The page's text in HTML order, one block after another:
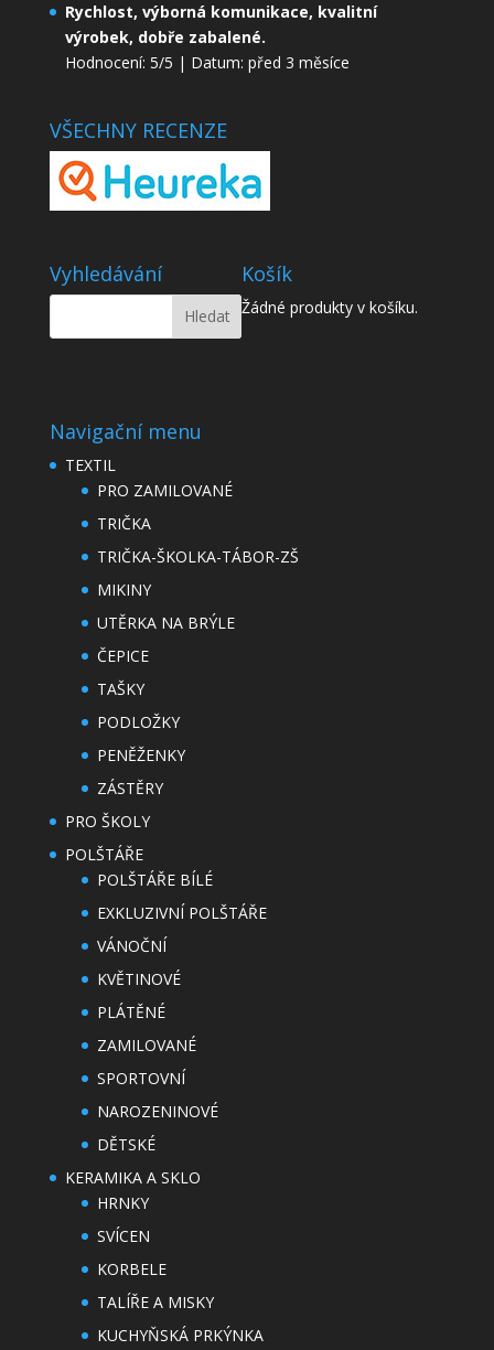
Rychlost, výborná komunikace, kvalitní
výrobek, dobře zabalené.
Hodnocení: 5/5 | Datum: před 3 měsíce
VŠECHNY RECENZE
Vyhledávání Košík
Žádné produkty v košíku.
Navigační menu
TEXTIL
PRO ZAMILOVANÉ
TRIČKA
TRIČKA-ŠKOLKA-TÁBOR-ZŠ
MIKINY
UTĚRKA NA BRÝLE
ČEPICE
TAŠKY
PODLOŽKY
PENĚŽENKY
ZÁSTĚRY
PRO ŠKOLY
POLŠTÁŘE
POLŠTÁŘE BÍLÉ
EXKLUZIVNÍ POLŠTÁŘE
VÁNOČNÍ
KVĚTINOVÉ
PLÁTĚNÉ
ZAMILOVANÉ
SPORTOVNÍ
NAROZENINOVÉ
DĚTSKÉ
KERAMIKA A SKLO
HRNKY
SVÍCEN
KORBELE
TALÍŘE A MISKY
KUCHYŇSKÁ PRKÝNKA